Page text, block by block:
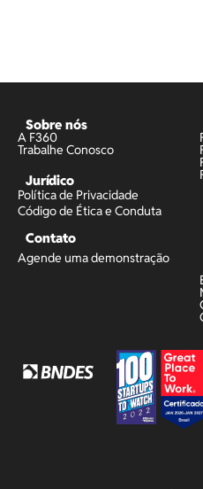
Sobre nós
A F360
Trabalhe Conosco
Jurídico
Política de Privacidade
Código de Ética e Conduta
Contato
Agende uma demonstração